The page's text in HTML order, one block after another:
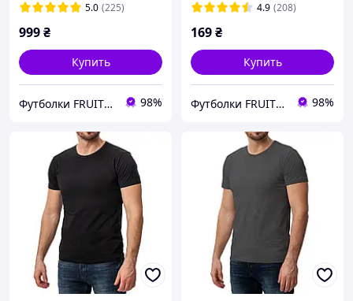
5.0 (225)
999₴
Купить
Футболки FRUIT 👕 98%
4.9 (208)
169₴
Купить
Футболки FRUIT 👕 98%